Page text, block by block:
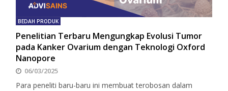
BEDAH PRODUK
Penelitian Terbaru Mengungkap Evolusi Tumor
pada Kanker Ovarium dengan Teknologi Oxford
Nanopore
06/03/2025
Para peneliti baru-baru ini membuat terobosan dalam